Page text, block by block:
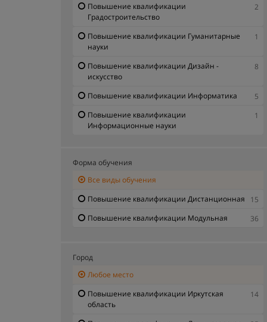
Повышение квалификации
Градостроительство
2
Повышение квалификации Гуманитарные
науки
1
Повышение квалификации Дизайн -
искусство
8
Повышение квалификации Информатика
5
Повышение квалификации
Информационные науки
1
Повышение квалификации Контроль
реклама
Повышение квалификации Медицина -
6
налогообложение
промышленность
Форма обучения
Все виды обучения
Повышение квалификации Дистанционная
15
Повышение квалификации Модульная
36
Город
Любое место
Повышение квалификации Иркутская
область
14